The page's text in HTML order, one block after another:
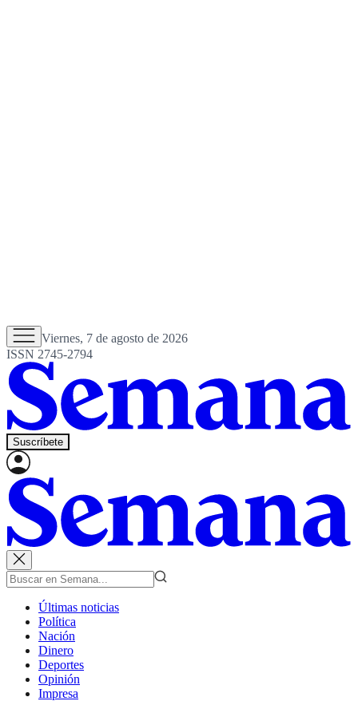
Viernes, 7 de agosto de 2026
ISSN 2745-2794
Suscríbete
Últimas noticias
Política
Nación
Dinero
Deportes
Opinión
Impresa